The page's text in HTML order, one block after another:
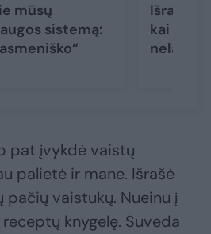
mūsų
sistemą:
Išrašė
kai
pat įvykdė vaistų
palietė ir mane. Išrašė
vaistukų. Nueinu į
knygelę. Suveda